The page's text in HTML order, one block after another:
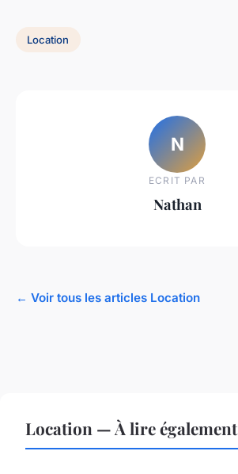
Location
N
ECRIT PAR
Nathan
← Voir tous les articles Location
Location — À lire également